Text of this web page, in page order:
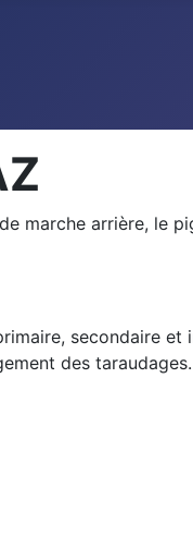
marche arrière, le
secondaire et
des taraudages.